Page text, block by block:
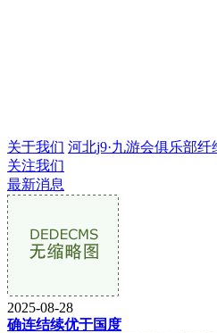
关于我们 河北j9·九游会俱乐部
关注我们
最新消息
2025-08-28
确连结续优于国度